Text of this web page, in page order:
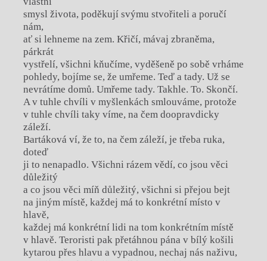
smysl života, poděkují svýmu stvořiteli a poručí
nám,
ať si lehneme na zem. Křičí, mávaj zbraněma,
párkrát
vystřelí, všichni kňučíme, vyděšeně po sobě vrháme
pohledy, bojíme se, že umřeme. Teď a tady. Už se
nevrátíme domů. Umřeme tady. Takhle. To. Skončí.
A v tuhle chvíli v myšlenkách smlouváme, protože
v tuhle chvíli taky víme, na čem doopravdicky
záleží.
Bartáková ví, že to, na čem záleží, je třeba ruka,
doteď
ji to nenapadlo. Všichni rázem vědí, co jsou věci
důležitý
a co jsou věci míň důležitý, všichni si přejou bejt
na jiným místě, každej má to konkrétní místo v
hlavě,
každej má konkrétní lidi na tom konkrétním místě
v hlavě. Teroristi pak přetáhnou pána v bílý košili
kytarou přes hlavu a vypadnou, nechaj nás naživu,